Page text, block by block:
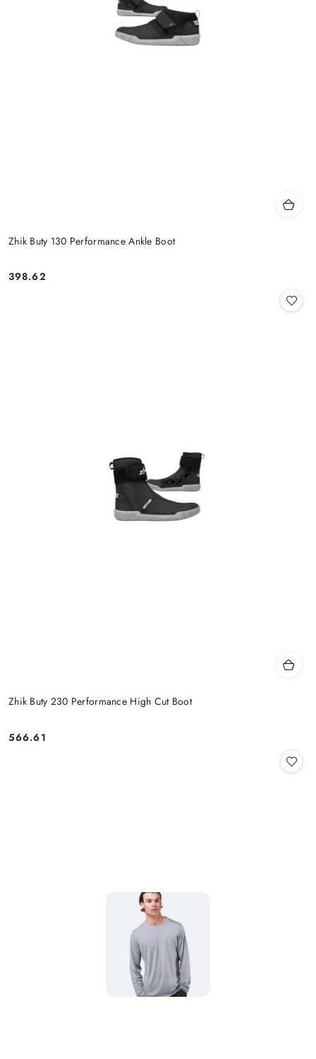
Zhik Buty 130 Performance Ankle Boot
Cena:
398.62
Zhik Buty 230 Performance High Cut Boot
Cena:
566.61